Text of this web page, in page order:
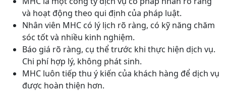
và hoạt động theo qui định của pháp luật.
Nhân viên MHC có lý lịch rõ ràng, có kỹ năng chăm
sóc tốt và nhiều kinh nghiệm.
Báo giá rõ ràng, cụ thể trước khi thực hiện dịch vụ.
Chi phí hợp lý, không phát sinh.
MHC luôn tiếp thu ý kiến của khách hàng để dịch vụ
được hoàn thiện hơn.